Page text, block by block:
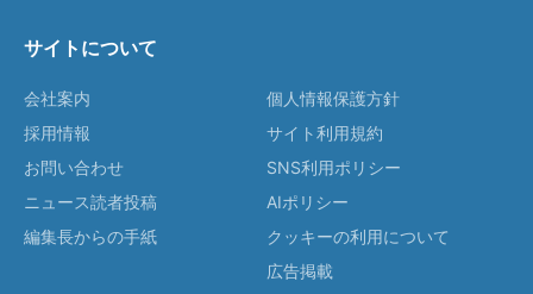
サイトについて
会社案内
採用情報
お問い合わせ
ニュース読者投稿
編集長からの手紙
個人情報保護方針
サイト利用規約
SNS利用ポリシー
AIポリシー
クッキーの利用について
広告掲載